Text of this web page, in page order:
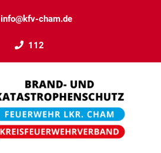
info@kfv-cham.de
112